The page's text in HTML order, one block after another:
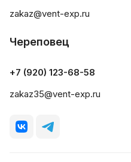
zakaz@vent-exp.ru
Череповец
+7 (920) 123-68-58
zakaz35@vent-exp.ru